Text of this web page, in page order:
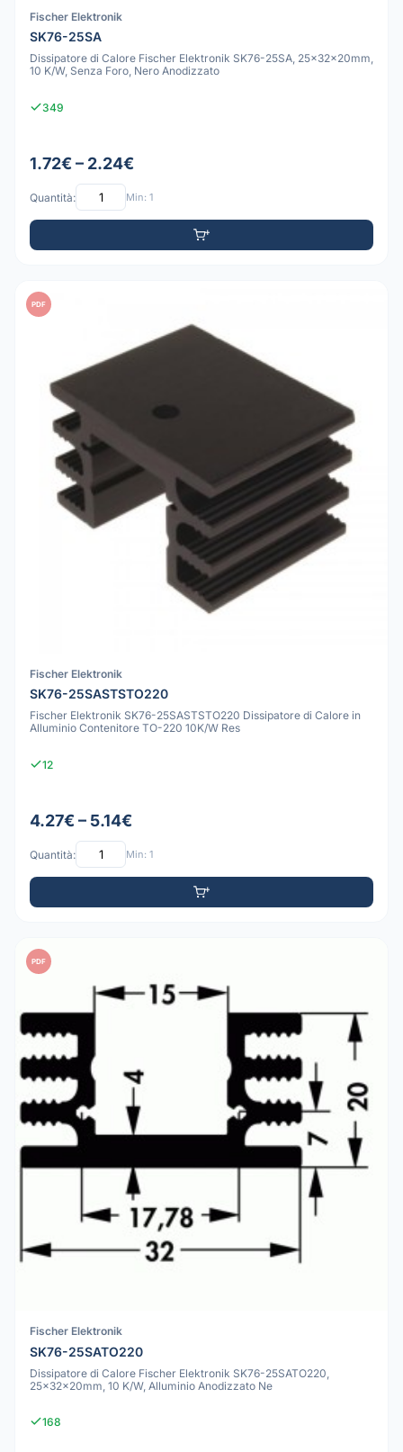
Fischer Elektronik
SK76-25SA
Dissipatore di Calore Fischer Elektronik SK76-25SA, 25x32x20mm,
10 K/W, Senza Foro, Nero Anodizzato
349
1.72€ – 2.24€
Quantità: Min: 1
PDF
Fischer Elektronik
SK76-25SASTSTO220
Fischer Elektronik SK76-25SASTSTO220 Dissipatore di Calore in
Alluminio Contenitore TO-220 10K/W Res
12
4.27€ – 5.14€
Quantità: Min: 1
PDF
Fischer Elektronik
SK76-25SATO220
Dissipatore di Calore Fischer Elektronik SK76-25SATO220,
25x32x20mm, 10 K/W, Alluminio Anodizzato Ne
168